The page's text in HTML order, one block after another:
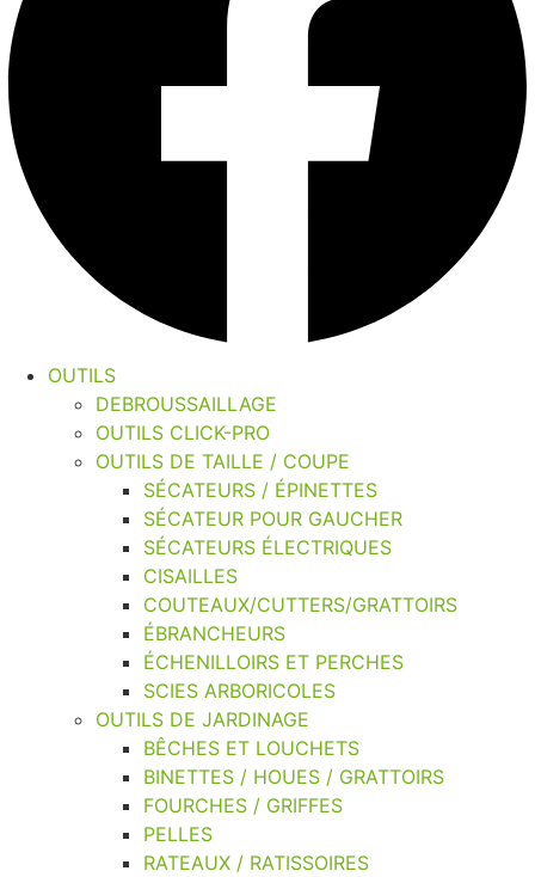
OUTILS
DEBROUSSAILLAGE
OUTILS CLICK-PRO
OUTILS DE TAILLE / COUPE
SÉCATEURS / ÉPINETTES
SÉCATEUR POUR GAUCHER
SÉCATEURS ÉLECTRIQUES
CISAILLES
COUTEAUX/CUTTERS/GRATTOIRS
ÉBRANCHEURS
ÉCHENILLOIRS ET PERCHES
SCIES ARBORICOLES
OUTILS DE JARDINAGE
BÊCHES ET LOUCHETS
BINETTES / HOUES / GRATTOIRS
FOURCHES / GRIFFES
PELLES
RATEAUX / RATISSOIRES